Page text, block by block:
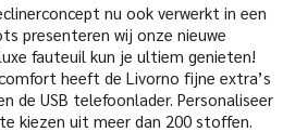
nu ook verwerkt in een
presenteren wij onze nieuwe
fauteuil kun je ultiem genieten!
heeft de Livorno fijne extra’s
de USB telefoonlader. Personaliseer
kiezen uit meer dan 200 stoffen.